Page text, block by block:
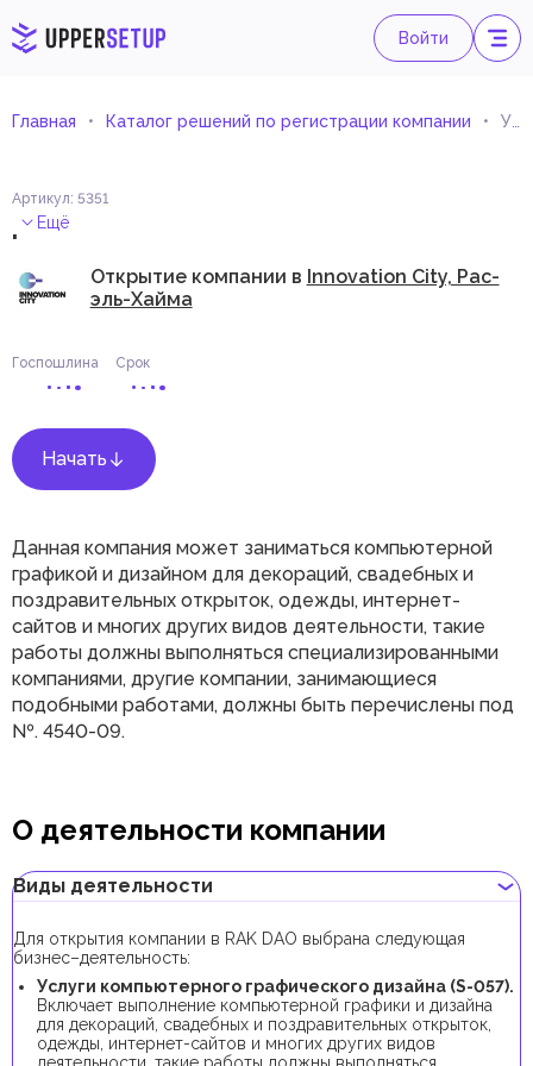
Войти
Главная Каталог решений по регистрации компании Услуги компьютерного графического дизайна
Артикул: 5351
. Ещё
Открытие компании в Innovation City, Рас-
эль-Хайма
Госпошлина Срок
Начать
Данная компания может заниматься компьютерной
графикой и дизайном для декораций, свадебных и
поздравительных открыток, одежды, интернет-
сайтов и многих других видов деятельности, такие
работы должны выполняться специализированными
компаниями, другие компании, занимающиеся
подобными работами, должны быть перечислены под
№. 4540-09.
О деятельности компании
Виды деятельности
Для открытия компании в RAK DAO выбрана следующая
бизнес–деятельность:
Услуги компьютерного графического дизайна (S-057).
Включает выполнение компьютерной графики и дизайна
для декораций, свадебных и поздравительных открыток,
одежды, интернет-сайтов и многих других видов
деятельности, такие работы должны выполняться